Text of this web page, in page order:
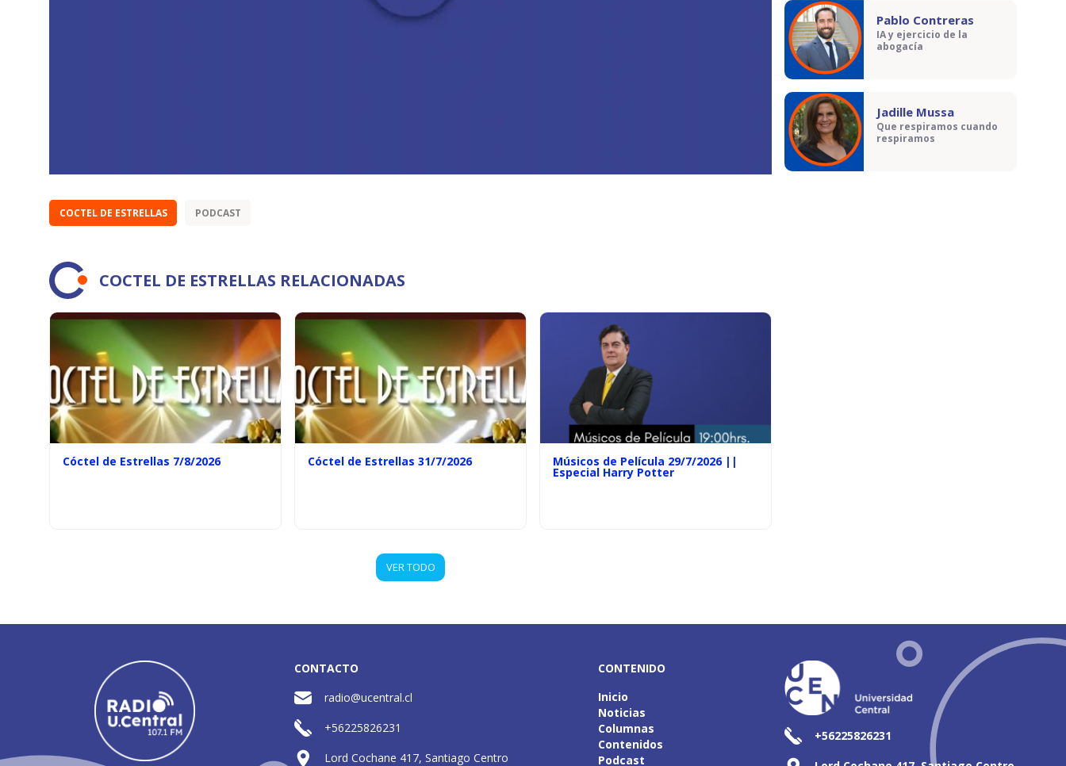
COCTEL DE ESTRELLAS PODCAST
COCTEL DE ESTRELLAS RELACIONADAS
Cóctel de Estrellas 7/8/2026 Cóctel de Estrellas 31/7/2026 Músicos de Película 29/7/2026 ||
Especial Harry Potter
VER TODO
Pablo Contreras
IA y ejercicio de la
abogacía
Jadille Mussa
Que respiramos cuando
respiramos
CONTACTO
radio@ucentral.cl
+56225826231
Lord Cochane 417, Santiago Centro
CONTENIDO
Inicio
Noticias
Columnas
Contenidos
Podcast
+56225826231